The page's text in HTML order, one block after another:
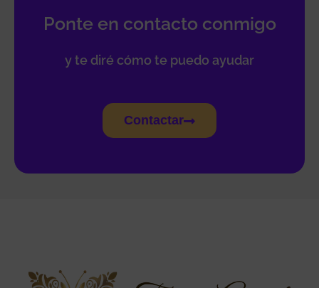
Ponte en contacto conmigo
y te diré cómo te puedo ayudar
Contactar